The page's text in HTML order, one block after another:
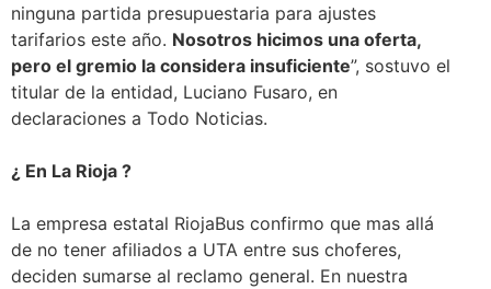
ninguna partida presupuestaria para ajustes
tarifarios este año. Nosotros hicimos una oferta,
pero el gremio la considera insuficiente”, sostuvo el
titular de la entidad, Luciano Fusaro, en
declaraciones a Todo Noticias.
¿ En La Rioja ?
La empresa estatal RiojaBus confirmo que mas allá
de no tener afiliados a UTA entre sus choferes,
deciden sumarse al reclamo general. En nuestra